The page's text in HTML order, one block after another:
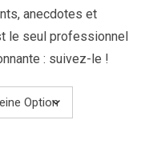
anecdotes et
le seul professionnel
: suivez-le !